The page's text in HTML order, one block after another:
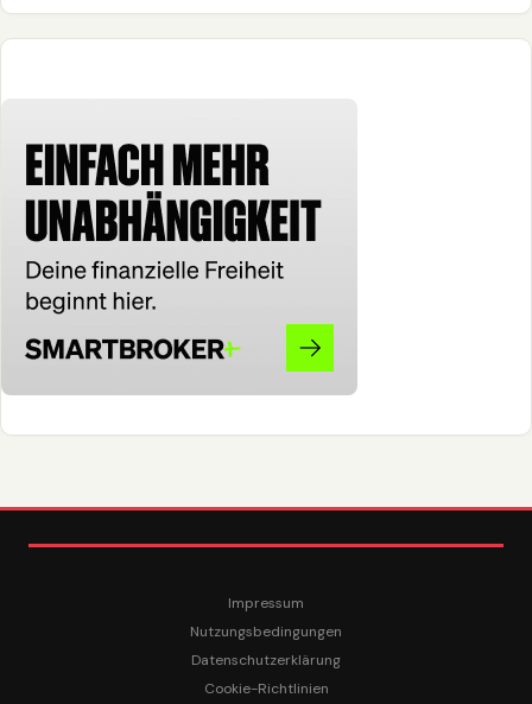
Impressum
Nutzungsbedingungen
Datenschutzerklärung
Cookie-Richtlinien